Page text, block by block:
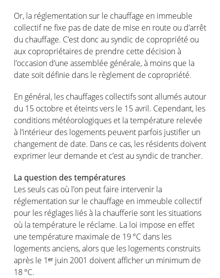
Or, la réglementationsur le chauffage en immeuble
collectifne fixe pas de date de mise en route ou d’arrêt
du chauffage. C’est donc au syndic de copropriété ou
aux copropriétaires de prendre cette décisionà
l’occasion d’une assemblée générale, à moins que la
date soit définie dans le règlement de copropriété.
En général, les chauffages collectifssontallumésautour
du 15 octobre et éteintsvers le 15avril. Cependant, les
conditions météorologiques et latempérature relevée
à l’intérieur des logements peuvent parfois justifier un
changement de date. Dans ce cas, les résidents doivent
exprimer leur demande et c’estau syndic de trancher.
La question des températures
Les seuls cas où l’on peutfaire intervenir la
réglementationsur le chauffage en immeuble collectif
pour les réglages liésà la chaufferie sont les situations
où latempérature le réclame. La loi impose en effet
une température maximale de 19 °C dans les
logementsanciens,alors que les logements construits
après le 1ᵉʳ juin 2001 doiventafficher un minimum de
18 °C.